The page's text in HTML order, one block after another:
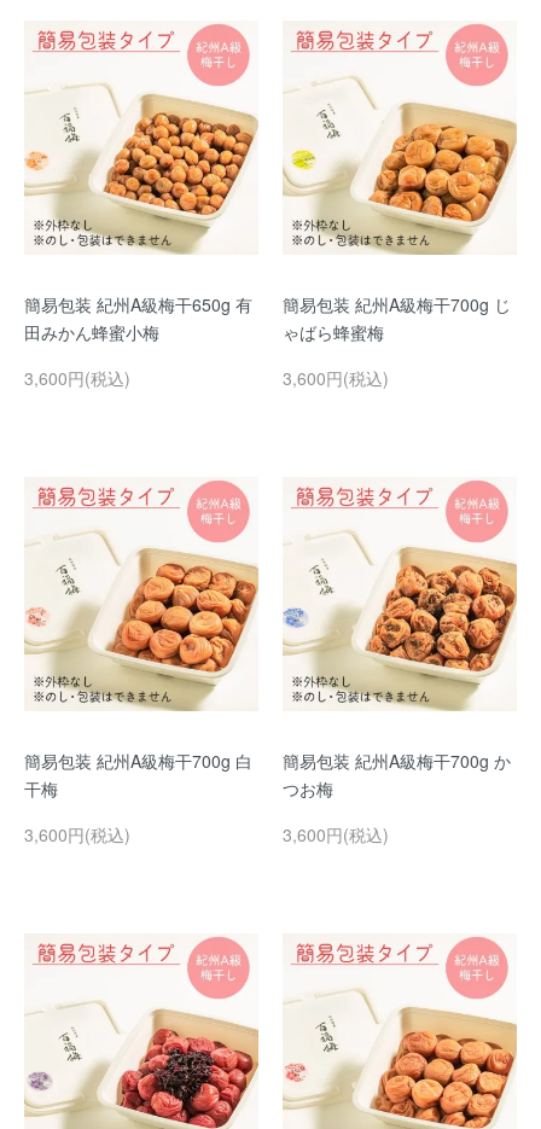
簡易包装 紀州A級梅干650g 有
田みかん蜂蜜小梅
3,600円(税込)
簡易包装 紀州A級梅干700g じ
ゃばら蜂蜜梅
3,600円(税込)
簡易包装 紀州A級梅干700g 白
干梅
3,600円(税込)
簡易包装 紀州A級梅干700g か
つお梅
3,600円(税込)